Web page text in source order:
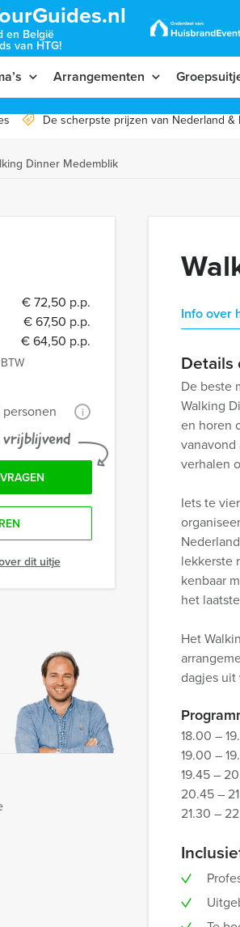
en België
van HTG!
Arrangementen
De scherpste prijzen van Nederland &
Dinner Medemblik
€ 72,50 p.p.
€ 67,50 p.p.
€ 64,50 p.p.
personen i
vrijblijvend
dit uitje
Info over
Details
De beste
Walking
en horen
verhalen
Iets te
lekkerste
kenbaar
het
Het
dagjes
18.00 –
19.00 –
19.45 –
20.45 –
21.30 –